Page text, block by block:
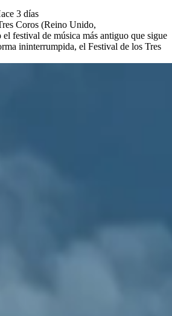
3 días
Coros (Reino Unido,
el festival de música más antiguo que sigue
ininterrumpida, el Festival de los Tres